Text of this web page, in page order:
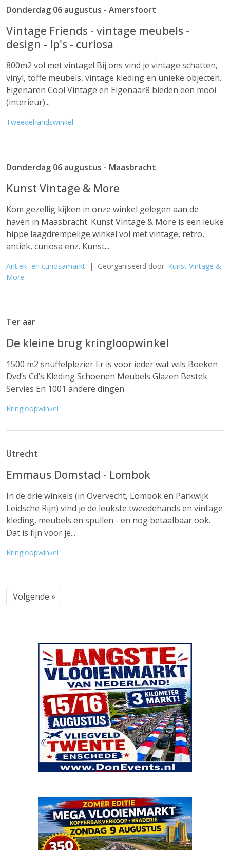
Donderdag 06 augustus - Amersfoort
Vintage Friends - vintage meubels -
design - lp's - curiosa
800m2 vol met vintage! Bij ons vind je vintage schatten,
vinyl, toffe meubels, vintage kleding en unieke objecten.
Eigenaren Cool Vintage en Eigenaar8 bieden een mooi
(interieur)...
Tweedehandswinkel
Donderdag 06 augustus - Maasbracht
Kunst Vintage & More
Kom gezellig kijken in onze winkel gelegen aan de
haven in Maasbracht. Kunst Vintage & More is een leuke
hippe laagdrempelige winkel vol met vintage, retro,
antiek, curiosa enz. Kunst...
Antiek- en curiosamarkt | Georganiseerd door: Kunst Vintage &
More
Ter aar
De kleine brug kringloopwinkel
1500 m2 snuffelplezier Er is voor ieder wat wils Boeken
Dvd’s Cd’s Kleding Schoenen Meubels Glazen Bestek
Servies En 1001 andere dingen
Kringloopwinkel
Utrecht
Emmaus Domstad - Lombok
In de drie winkels (in Overvecht, Lombok en Parkwijk
Leidsche Rijn) vind je de leukste tweedehands en vintage
kleding, meubels en spullen - en nog betaalbaar ook.
Dat is fijn voor je...
Kringloopwinkel
Volgende »